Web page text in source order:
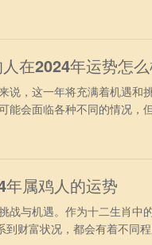
在2024年运势怎
，这一年将充满着机遇和
能会面临各种不同的情况，
属鸡人的运势
与机遇。作为十二生肖中
财富状况，都会有着不同